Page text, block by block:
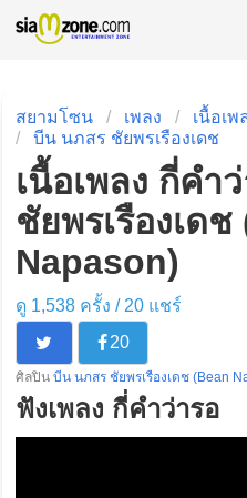
สยามโซน เพลง
เนื้อเพ
บีน นภสร ชัยพรเรืองเดช
เนื้อเพลง กี่คำ
ชัยพรเรืองเดช
Napason)
ดู 1,538 ครั้ง / 20แชร์
20
ศิลปิน บีน นภสร ชัยพรเรืองเดช (Bean
ฟังเพลง กี่คำว่ารอ